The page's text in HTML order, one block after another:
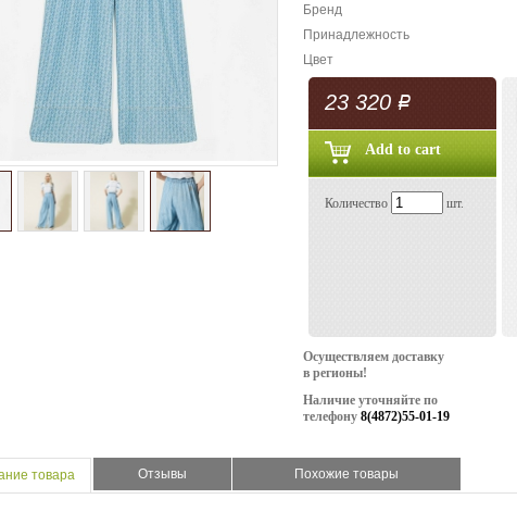
Бренд
Принадлежность
Цвет
23 320 Р
Количество шт.
Осуществляем доставку
в регионы!
Наличие уточняйте по
телефону 8(4872)55-01-19
товара Отзывы Похожие товары